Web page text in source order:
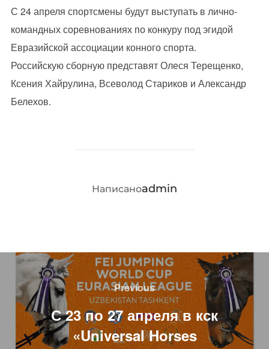
С 24 апреля спортсмены будут выступать в лично-
командных соревнованиях по конкуру под эгидой
Евразийской ассоциации конного спорта.
Российскую сборную представят Олеся Терещенко,
Ксения Хайрулина, Всеволод Стариков и Александр
Белехов.
АВТОР ЗАПИСИ
Написаноadmin
Навигация
по
записям
Previous
Previous
С 23 по 27 апреля в кск
«Universal Horses